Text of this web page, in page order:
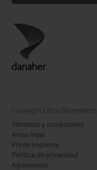
Copyright Leica
Términos y condiciones
Aviso legal
Pie de imprenta
Política de privacidad
Agreements